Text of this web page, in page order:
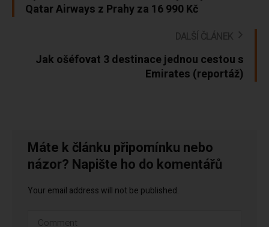
Qatar Airways z Prahy za 16 990 Kč
DALŠÍ ČLÁNEK
Jak ošéfovat 3 destinace jednou cestou s
Emirates (reportáž)
Máte k článku připomínku nebo
názor? Napište ho do komentářů
Your email address will not be published.